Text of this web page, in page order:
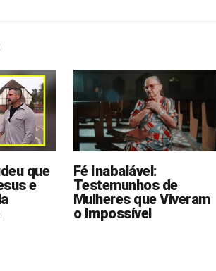
que
e
Fé Inabalável:
Testemunhos de
Mulheres que Viveram
o Impossível